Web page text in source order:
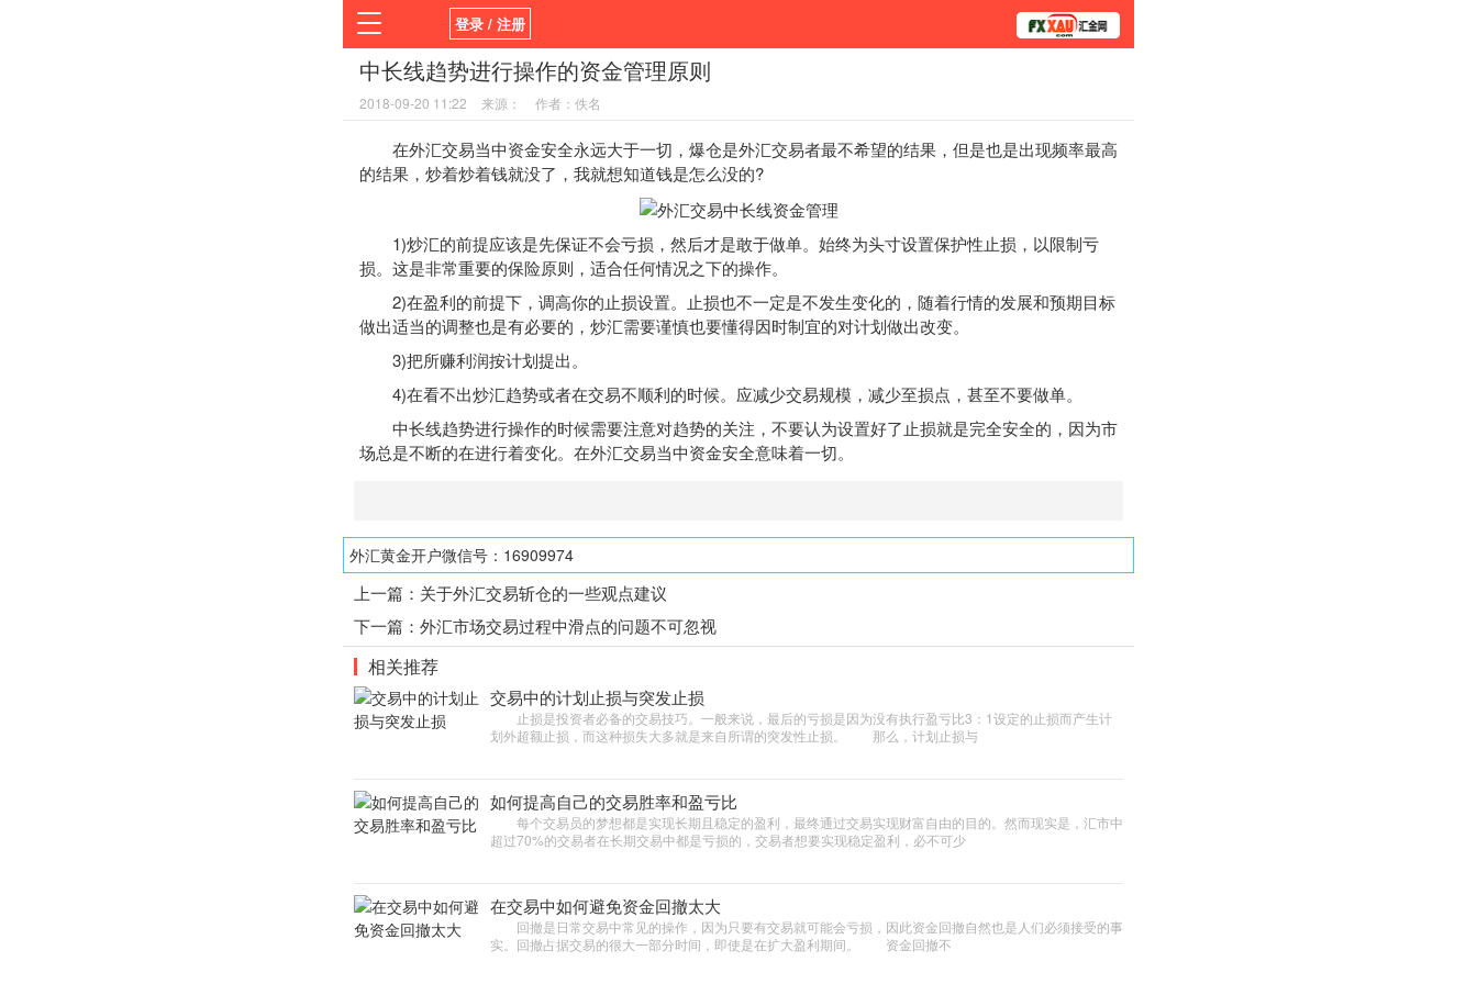
登录 / 注册
首页 新闻
平台
指标EA
中长线趋势进行操作的资金管理原则
2018-09-20 11:22 来源： 作者：佚名
在外汇交易当中资金安全永远大于一切，爆仓是外汇交易者最不希望的结果，但是也是出现频率最高
的结果，炒着炒着钱就没了，我就想知道钱是怎么没的?
1)炒汇的前提应该是先保证不会亏损，然后才是敢于做单。始终为头寸设置保护性止损，以限制亏
损。这是非常重要的保险原则，适合任何情况之下的操作。
2)在盈利的前提下，调高你的止损设置。止损也不一定是不发生变化的，随着行情的发展和预期目标
做出适当的调整也是有必要的，炒汇需要谨慎也要懂得因时制宜的对计划做出改变。
3)把所赚利润按计划提出。
4)在看不出炒汇趋势或者在交易不顺利的时候。应减少交易规模，减少至损点，甚至不要做单。
中长线趋势进行操作的时候需要注意对趋势的关注，不要认为设置好了止损就是完全安全的，因为市
场总是不断的在进行着变化。在外汇交易当中资金安全意味着一切。
外汇黄金开户微信号：16909974
上一篇： 关于外汇交易斩仓的一些观点建议
下一篇： 外汇市场交易过程中滑点的问题不可忽视
相关推荐
交易中的计划止损与突发止损
止损是投资者必备的交易技巧。一般来说，最后的亏损是因为没有执行盈亏比3：1设定的止损而产生计
划外超额止损，而这种损失大多就是来自所谓的突发性止损。 那么，计划止损与
如何提高自己的交易胜率和盈亏比
每个交易员的梦想都是实现长期且稳定的盈利，最终通过交易实现财富自由的目的。然而现实是，汇市中
超过70%的交易者在长期交易中都是亏损的，交易者想要实现稳定盈利，必不可少
在交易中如何避免资金回撤太大
回撤是日常交易中常见的操作，因为只要有交易就可能会亏损，因此资金回撤自然也是人们必须接受的事
实。回撤占据交易的很大一部分时间，即使是在扩大盈利期间。 资金回撤不